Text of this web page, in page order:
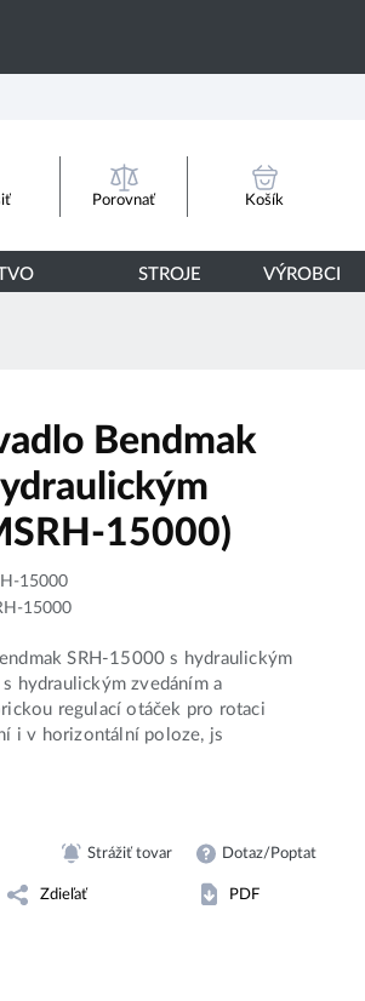
Porovnať Košík
STROJE VÝROBCI
Bendmak
15000)
15000
15000
SRH-15000 s hydraulickým
hydraulickým zvedáním a
regulací otáček pro rotaci
i v horizontální poloze, js
Strážiť tovar Dotaz/Poptat
Zdieľať PDF